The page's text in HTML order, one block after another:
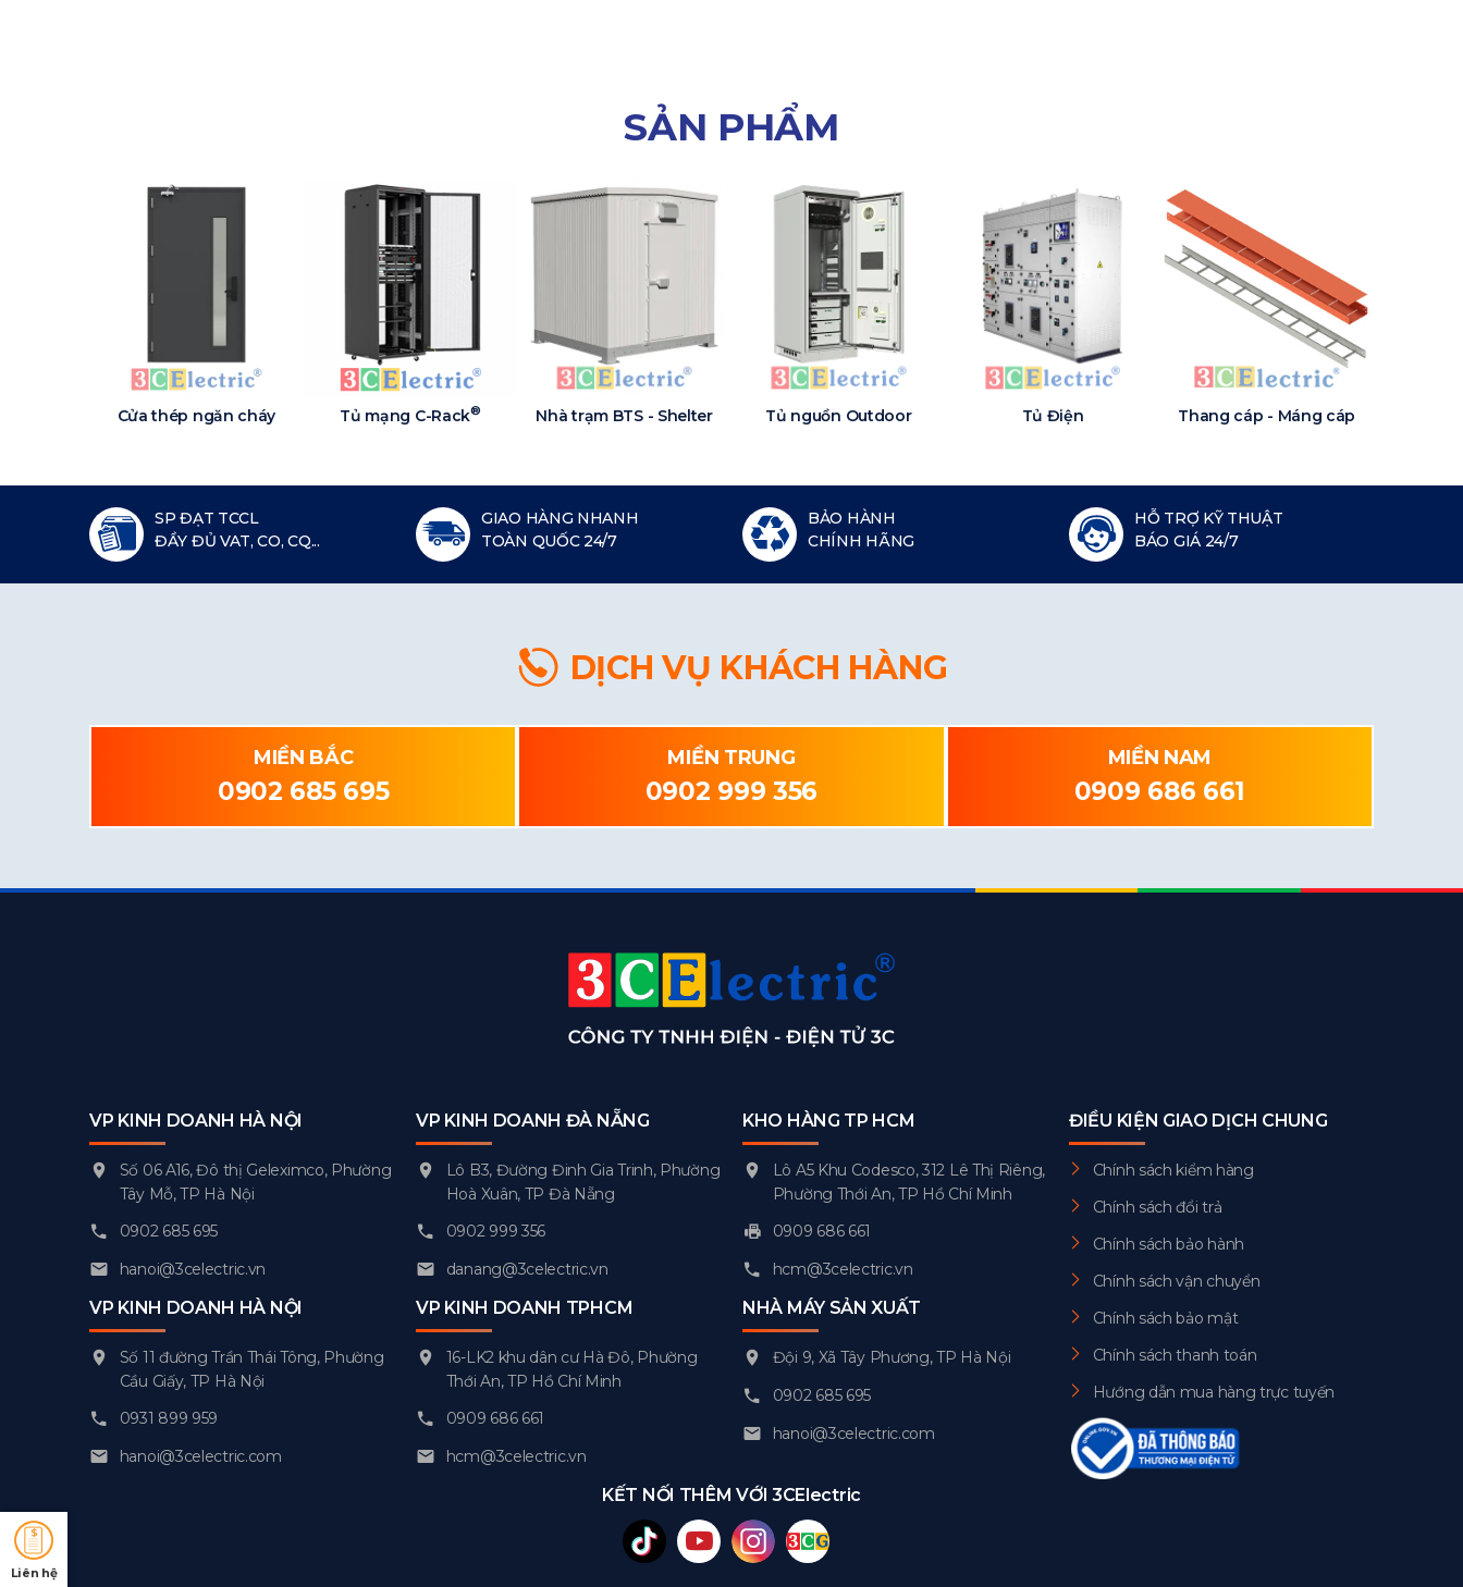
SẢN PHẨM
Cửa thép ngăn cháy Tủ mạng C-Rack® Nhà trạm BTS - Shelter Tủ nguồn Outdoor Tủ Điện Thang cáp - Máng cáp
Liên hệ
SP ĐẠT TCCL
ĐẦY ĐỦ VAT, CO, CQ...
GIAO HÀNG NHANH
TOÀN QUỐC 24/7
BẢO HÀNH
CHÍNH HÃNG
HỖ TRỢ KỸ THUẬT
BÁO GIÁ 24/7
DỊCH VỤ KHÁCH HÀNG
MIỀN BẮC
0902 685 695
MIỀN TRUNG
0902 999 356
MIỀN NAM
0909 686 661
VP KINH DOANH HÀ NỘI
Số 06 A16, Đô thị Geleximco, Phường
Tây Mỗ, TP Hà Nội
0902 685 695
hanoi@3celectric.vn
VP KINH DOANH HÀ NỘI
Số 11 đường Trần Thái Tông, Phường
Cầu Giấy, TP Hà Nội
0931 899 959
hanoi@3celectric.com
VP KINH DOANH ĐÀ NẴNG
Lô B3, Đường Đinh Gia Trinh, Phường
Hoà Xuân, TP Đà Nẵng
0902 999 356
danang@3celectric.vn
VP KINH DOANH TPHCM
16-LK2 khu dân cư Hà Đô, Phường
Thới An, TP Hồ Chí Minh
0909 686 661
hcm@3celectric.vn
KHO HÀNG TP HCM
Lô A5 Khu Codesco, 312 Lê Thị Riêng,
Phường Thới An, TP Hồ Chí Minh
0909 686 661
hcm@3celectric.vn
NHÀ MÁY SẢN XUẤT
Đội 9, Xã Tây Phương, TP Hà Nội
0902 685 695
hanoi@3celectric.com
ĐIỀU KIỆN GIAO DỊCH CHUNG
Chính sách kiểm hàng
Chính sách đổi trả
Chính sách bảo hành
Chính sách vận chuyển
Chính sách bảo mật
Chính sách thanh toán
Hướng dẫn mua hàng trực tuyến
KẾT NỐI THÊM VỚI 3CElectric